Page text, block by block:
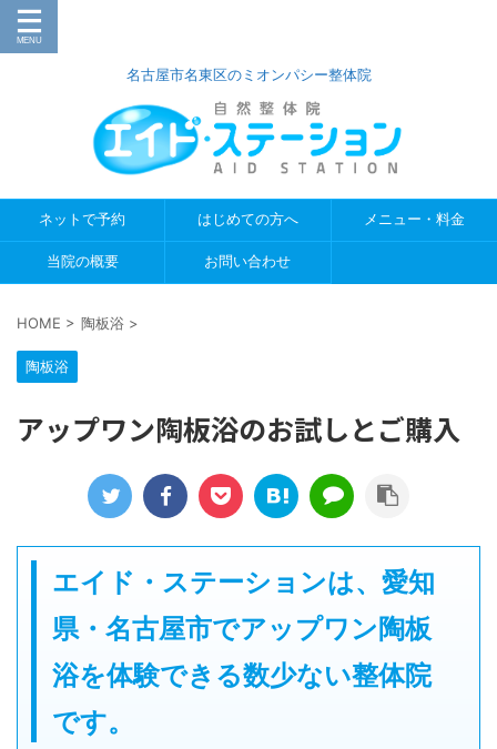
名古屋市名東区のミオンパシー整体院
ネットで予約 はじめての方へ メニュー・料金
当院の概要 お問い合わせ
HOME > 陶板浴 >
陶板浴
アップワン陶板浴のお試しとご購入
エイド・ステーションは、愛知
県・名古屋市でアップワン陶板
浴を体験できる数少ない整体院
です。